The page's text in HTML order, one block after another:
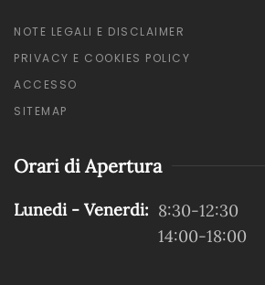
NOTE LEGALI E DISCLAIMER
PRIVACY E COOKIES POLICY
ACCESSO
SITEMAP
Orari di Apertura
Lunedi - Venerdi: 8:30-12:30
14:00-18:00